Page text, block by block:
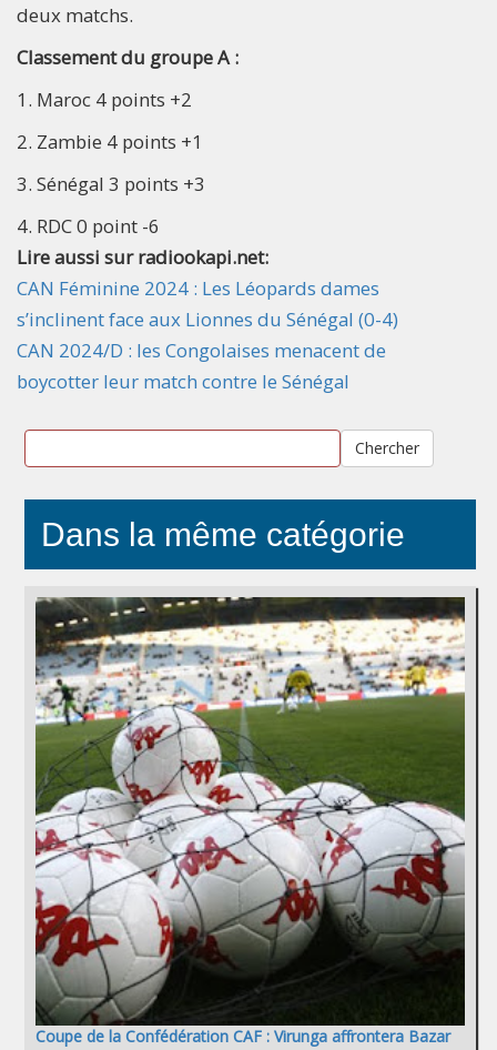
deux matchs.
Classement du groupe A :
1. Maroc 4 points +2
2. ⁠Zambie 4 points +1
3. ⁠Sénégal 3 points +3
4. ⁠RDC 0 point -6
Lire aussi sur radiookapi.net:
CAN Féminine 2024 : Les Léopards dames
s’inclinent face aux Lionnes du Sénégal (0-4)
CAN 2024/D : les Congolaises menacent de
boycotter leur match contre le Sénégal
Chercher
Dans la même catégorie
Coupe de la Confédération CAF : Virunga affrontera Bazar